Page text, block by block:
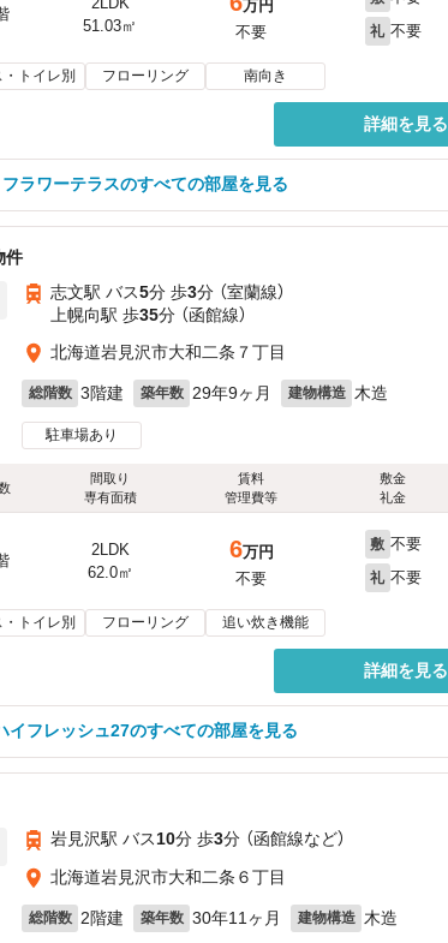
51.03㎡
万円
不要
礼 不要
・トイレ別 フローリング 南向き
詳細を見る
フラワーテラスのすべての部屋を見る
件
志文駅 バス5分 歩3分 （室蘭線）
上幌向駅 歩35分 （函館線）
北海道岩見沢市大和二条７丁目
総階数 3階建 築年数 29年9ヶ月 建物構造 木造
駐車場あり
間取り
専有面積
賃料
管理費等
敷金
礼金
2LDK
62.0㎡
6万円
不要
敷 不要
礼 不要
・トイレ別 フローリング 追い炊き機能
詳細を見る
イフレッシュ27のすべての部屋を見る
岩見沢駅 バス10分 歩3分 （函館線など）
北海道岩見沢市大和二条６丁目
総階数 2階建 築年数 30年11ヶ月 建物構造 木造